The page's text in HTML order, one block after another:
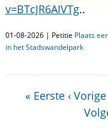
v=BTcJR6AIVTg..
01-08-2026 | Petitie Plaats
in het Stadswandelpark
« Eerste ‹ Vorige